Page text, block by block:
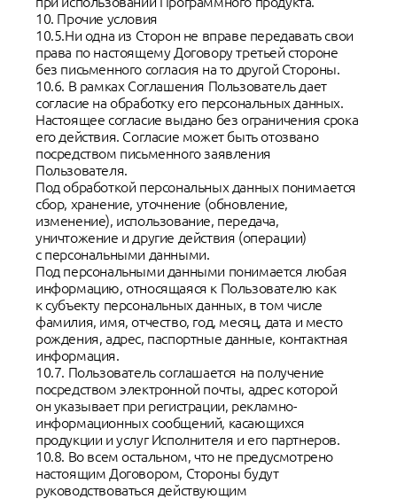
10. Прочие условия
10.5.Ни одна из Сторон не вправе передавать свои
права по настоящему Договору третьей стороне
без письменного согласия на то другой Стороны.
10.6. В рамках Соглашения Пользователь дает
согласие на обработку его персональных данных.
Настоящее согласие выдано без ограничения срока
его действия. Согласие может быть отозвано
посредством письменного заявления
Пользователя.
Под обработкой персональных данных понимается
сбор, хранение, уточнение (обновление,
изменение), использование, передача,
уничтожение и другие действия (операции)
с персональными данными.
Под персональными данными понимается любая
информацию, относящаяся к Пользователю как
к субъекту персональных данных, в том числе
фамилия, имя, отчество, год, месяц, дата и место
рождения, адрес, паспортные данные, контактная
информация.
10.7. Пользователь соглашается на получение
посредством электронной почты, адрес которой
он указывает при регистрации, рекламно-
информационных сообщений, касающихся
продукции и услуг Исполнителя и его партнеров.
10.8. Во всем остальном, что не предусмотрено
настоящим Договором, Стороны будут
руководствоваться действующим